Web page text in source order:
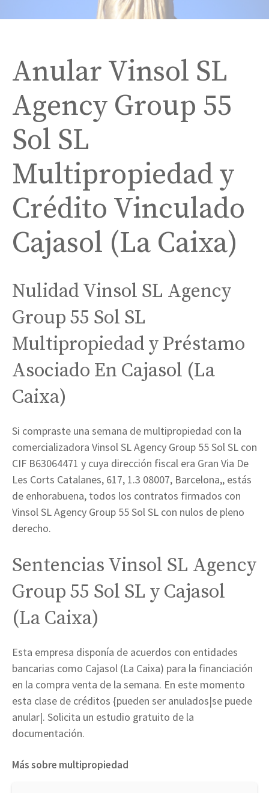
Anular Vinsol SL
Agency Group 55
Sol SL
Multipropiedad y
Crédito Vinculado
Cajasol (La Caixa)
Nulidad Vinsol SL Agency
Group 55 Sol SL
Multipropiedad y Préstamo
Asociado En Cajasol (La
Caixa)
Si compraste una semana de multipropiedad con la
comercializadora Vinsol SL Agency Group 55 Sol SL con
CIF B63064471 y cuya dirección fiscal era Gran Via De
Les Corts Catalanes, 617, 1.3 08007, Barcelona,, estás
de enhorabuena, todos los contratos firmados con
Vinsol SL Agency Group 55 Sol SL con nulos de pleno
derecho.
Sentencias Vinsol SL Agency
Group 55 Sol SL y Cajasol
(La Caixa)
Esta empresa disponía de acuerdos con entidades
bancarias como Cajasol (La Caixa) para la financiación
en la compra venta de la semana. En este momento
esta clase de créditos {pueden ser anulados|se puede
anular|. Solicita un estudio gratuito de la
documentación.
Más sobre multipropiedad